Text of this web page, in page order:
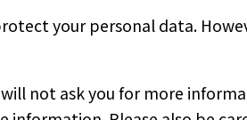
your personal data.
not ask you for more